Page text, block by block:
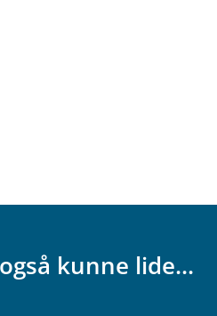
kunne lide...